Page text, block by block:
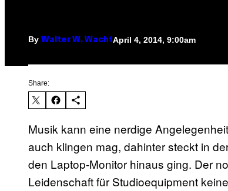
By Walter W. WachtApril 4, 2014, 9:00am
Share:
Musik kann eine nerdige
auch klingen mag, dahinter steckt in
den Laptop-Monitor hinaus ging. Der
Leidenschaft für Studioequipment